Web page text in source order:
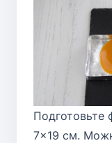
7×19 см.